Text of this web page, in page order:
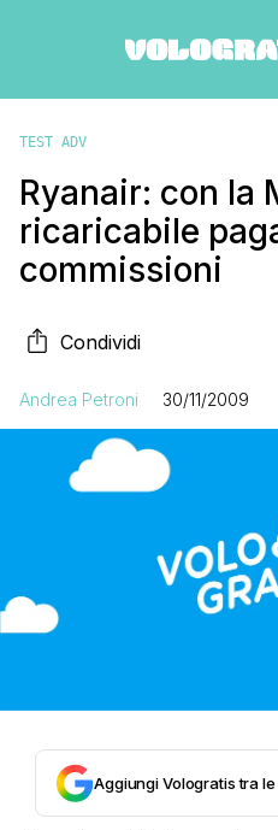
TEST ADV
Ryanair: con la
ricaricabile
commissioni
Condividi
Andrea Petroni 30/11/2009
Aggiungi Vologratis tra